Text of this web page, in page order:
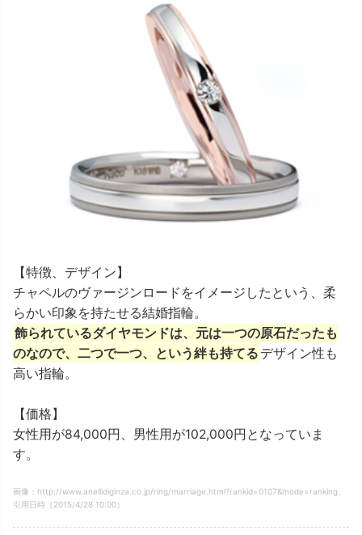
【特徴、デザイン】
チャペルのヴァージンロードをイメージしたという、柔
らかい印象を持たせる結婚指輪。
飾られているダイヤモンドは、元は一つの原石だったも
のなので、二つで一つ、という絆も持てる デザイン性も
高い指輪。
【価格】
女性用が84,000円、男性用が102,000円となっていま
す。
画像：http://www.anellidiginza.co.jp/ring/marriage.html?rankid=0107&mode=ranking、
引用日時（2015/4/28 10:00）